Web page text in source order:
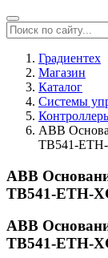
Градиентех
Магазин
Каталог
Системы
ABB
TB541-
ABB
TB541-ETH-
ABB
TB541-ETH-